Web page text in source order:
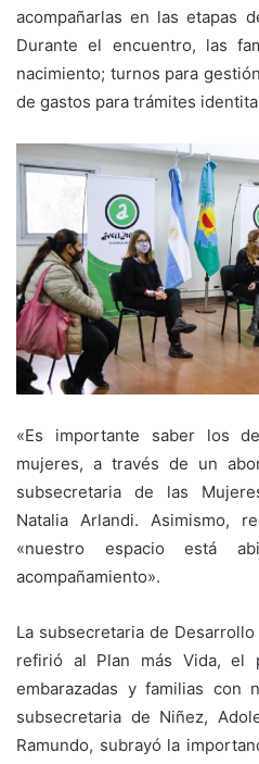
acompañarlas en las etapas
Durante el encuentro, las
nacimiento; turnos para
de gastos para trámites
«Es importante saber los
mujeres, a través de un
subsecretaria de las
Natalia Arlandi. Asimismo,
«nuestro espacio está
acompañamiento».
La subsecretaria de
refirió al Plan más Vida, el
embarazadas y familias
subsecretaria de Niñez,
Ramundo, subrayó la